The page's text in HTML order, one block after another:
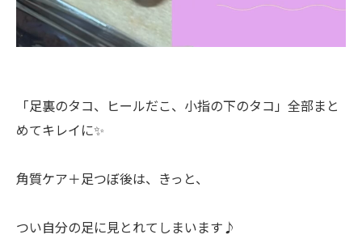
「足裏のタコ、ヒールだこ、小指の下のタコ」全部まと
めてキレイに✨
角質ケア＋足つぼ後は、きっと、
つい自分の足に見とれてしまいます♪